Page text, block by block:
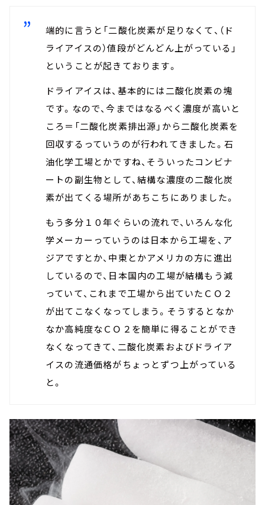
端的に言うと「二酸化炭素が足りなくて、（ド
ライアイスの）値段がどんどん上がっている」
ということが起きております。
ドライアイスは、基本的には二酸化炭素の塊
です。なので、今まではなるべく濃度が高いと
ころ＝「二酸化炭素排出源」から二酸化炭素を
回収するっていうのが行われてきました。石
油化学工場とかですね、そういったコンビナ
ートの副生物として、結構な濃度の二酸化炭
素が出てくる場所があちこちにありました。
もう多分１０年ぐらいの流れで、いろんな化
学メーカーっていうのは日本から工場を、ア
ジアですとか、中東とかアメリカの方に進出
しているので、日本国内の工場が結構もう減
っていて、これまで工場から出ていたＣＯ２
が出てこなくなってしまう。そうするとなか
なか高純度なＣＯ２を簡単に得ることができ
なくなってきて、二酸化炭素およびドライア
イスの流通価格がちょっとずつ上がっている
と。